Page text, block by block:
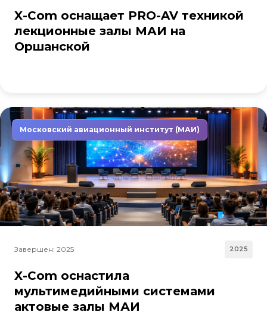
X-Com оснащает PRO-AV техникой
лекционные залы МАИ на
Оршанской
Московский авиационный институт (МАИ)
Завершен: 2025 2025
X-Com оснастила
мультимедийными системами
актовые залы МАИ